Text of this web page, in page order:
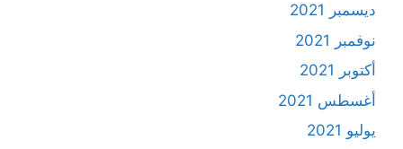
ديسمبر 2021
نوفمبر 2021
أكتوبر 2021
أغسطس 2021
يوليو 2021